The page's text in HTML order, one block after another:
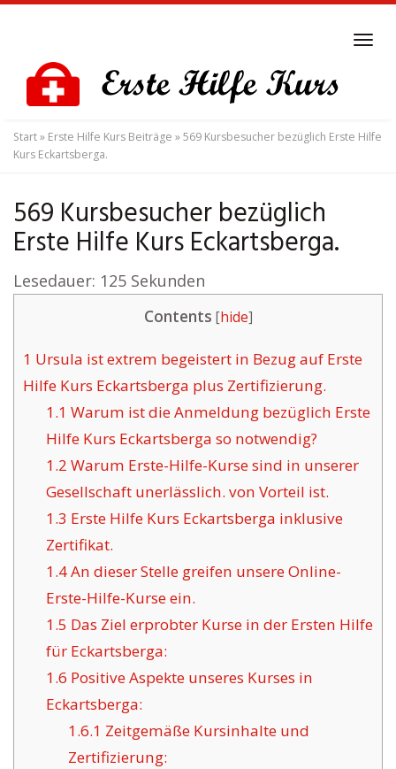
content
Start» Erste Hilfe Kurs Beiträge »569 Kursbesucher bezüglich Erste Hilfe
Kurs Eckartsberga.
569 Kursbesucher bezüglich
Erste Hilfe Kurs Eckartsberga.
Lesedauer: 125 Sekunden
Contents [hide]
1 Ursula ist extrem begeistert in Bezug auf Erste
Hilfe Kurs Eckartsberga plus Zertifizierung.
1.1 Warum ist die Anmeldung bezüglich Erste
Hilfe Kurs Eckartsberga so notwendig?
1.2 Warum Erste-Hilfe-Kurse sind in unserer
Gesellschaft unerlässlich. von Vorteil ist.
1.3 Erste Hilfe Kurs Eckartsberga inklusive
Zertifikat.
1.4An dieser Stelle greifen unsere Online-
Erste-Hilfe-Kurse ein.
1.5 Das Ziel erprobter Kurse in der Ersten Hilfe
für Eckartsberga:
1.6 Positive Aspekte unseres Kurses in
Eckartsberga:
1.6.1 Zeitgemäße Kursinhalte und
Zertifizierung: